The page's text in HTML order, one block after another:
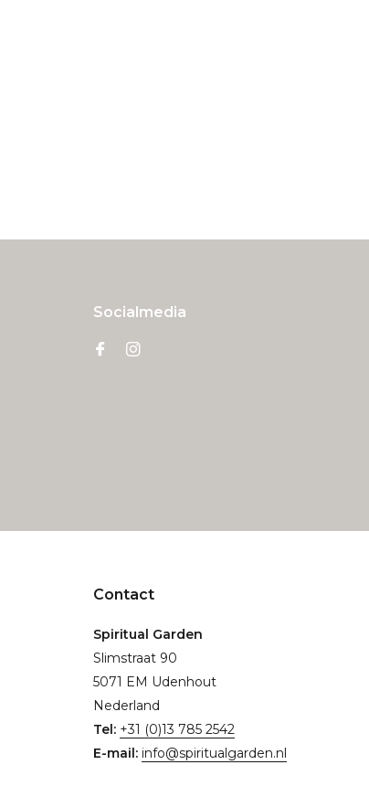
Socialmedia
Contact
Spiritual Garden
Slimstraat 90
5071 EM Udenhout
Nederland
Tel: +31 (0)13 785 2542
E-mail: info@spiritualgarden.nl